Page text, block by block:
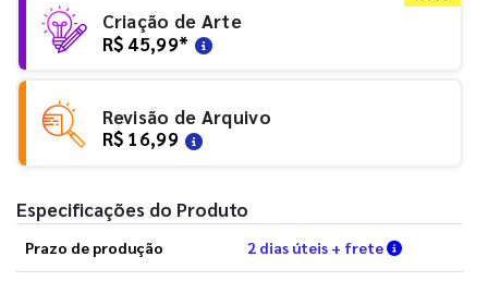
Criação de Arte
R$ 45,99*
Revisão de Arquivo
R$ 16,99
Especificações do Produto
Prazo de produção 2 dias úteis + frete Verifique